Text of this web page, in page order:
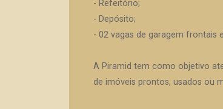
- Refeitório;
- Depósito;
- 02 vagas de garagem frontais
A Piramid tem como objetivo
de imóveis prontos, usados ou